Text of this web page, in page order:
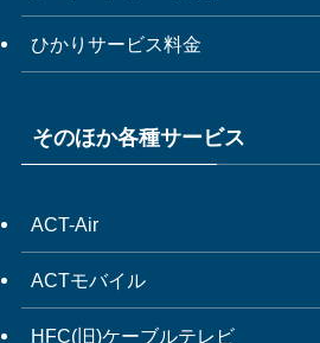
ひかりサービス料金
そのほか各種サービス
ACT-Air
ACTモバイル
HFC(旧)ケーブルテレビ